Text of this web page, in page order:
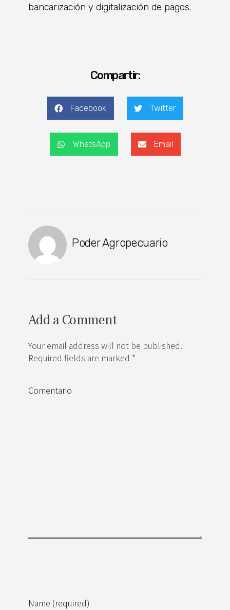
bancarización y digitalización de pagos.
Compartir:
Facebook Twitter
WhatsApp Email
Poder Agropecuario
Add a Comment
Your email address will not be published.
Required fields are marked *
Name (required)
Comentario